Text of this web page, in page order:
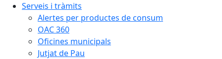
Serveis i tràmits
Alertes per productes de consum
OAC 360
Oficines municipals
Jutjat de Pau